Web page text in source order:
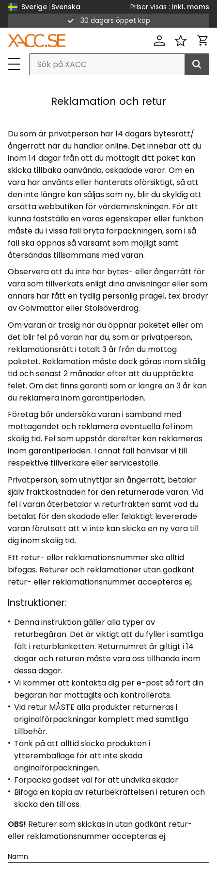
Sverige Svenska Priser visas
inkl. moms
30 dagars öppet köp
Reklamation och retur
Du som är privatperson har 14 dagars bytesrätt/
ångerrätt när du handlar online. Det innebär att du
inom 14 dagar från att du mottagit ditt paket kan
skicka tillbaka oanvända, oskadade varor. Om en
vara har använts eller hanterats oförsiktigt, så att
den inte längre kan säljas som ny, blir du skyldig att
ersätta webbutiken för värdeminskningen. För att
kunna fastställa en varas egenskaper eller funktion
måste du i vissa fall bryta förpackningen, som i så
fall ska öppnas så varsamt som möjligt samt
återsändas tillsammans med varan.
Observera att du inte har bytes- eller ångerrätt för
vara som tillverkats enligt dina anvisningar eller som
annars har fått en tydlig personlig prägel, tex brodyr
av Golvmattor eller Stolsöverdrag.
Om varan är trasig när du öppnar paketet eller om
det blir fel på varan har du, som är privatperson,
reklamationsrätt i totalt 3 år från du mottog
paketet. Reklamation måste dock göras inom skälig
tid och senast 2 månader efter att du upptäckte
felet. Om det finns garanti som är längre än 3 år kan
du reklamera inom garantiperioden.
Företag bör undersöka varan i samband med
mottagandet och reklamera eventuella fel inom
skälig tid. Fel som uppstår därefter kan reklameras
inom garantiperioden. I annat fall hänvisar vi till
respektive tillverkare eller serviceställe.
Privatperson, som utnyttjar sin ångerrätt, betalar
själv fraktkostnaden för den returnerade varan. Vid
fel i varan återbetalar vi returfrakten samt vad du
betalat för den skadade eller felaktigt levererade
varan förutsatt att vi inte kan skicka en ny vara till
dig inom skälig tid.
Ett retur- eller reklamationsnummer ska alltid
bifogas. Returer och reklamationer utan godkänt
retur- eller reklamationsnummer accepteras ej.
Instruktioner:
Denna instruktion gäller alla typer av
returbegäran. Det är viktigt att du fyller i samtliga
fält i returblanketten. Returnumret är giltigt i 14
dagar och returen måste vara oss tillhanda inom
dessa dagar.
Vi kommer att kontakta dig per e-post så fort din
begäran har mottagits och kontrollerats.
Vid retur MÅSTE alla produkter returneras i
originalförpackningar komplett med samtliga
tillbehör.
Tänk på att alltid skicka produkten i
ytteremballage för att inte skada
originalförpackningen.
Förpacka godset väl för att undvika skador.
Bifoga en kopia av returbekräftelsen i returen och
skicka den till oss.
OBS! Returer som skickas in utan godkänt retur-
eller reklamationsnummer accepteras ej.
Namn